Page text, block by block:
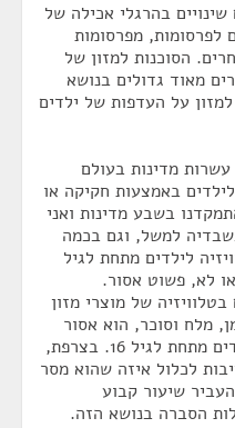
בהרגלי אכילה של
לפרסומות, מפרסומות
הסוכנות למזון של
מאוד גדולים בנושא
על העדפות של ילדים
מדינות בעולם
באמצעות חקיקה או
בשבע מדינות ואני
למשל, וגם בכמה
לילדים מתחת לגיל
לא, פשוט אסור.
של מוצרי מזון
מלח וסוכר, הוא אסור
בתכניות ובערוצים שמיועדים לילדים מתחת לגיל 16. בצרפת,
לכלול איזה שהוא מסר
שיעור קבוע
הסברה בנושא הזה.